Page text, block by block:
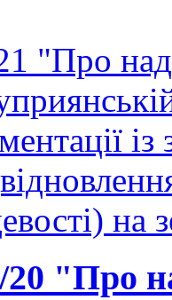
"Про
на
"Про